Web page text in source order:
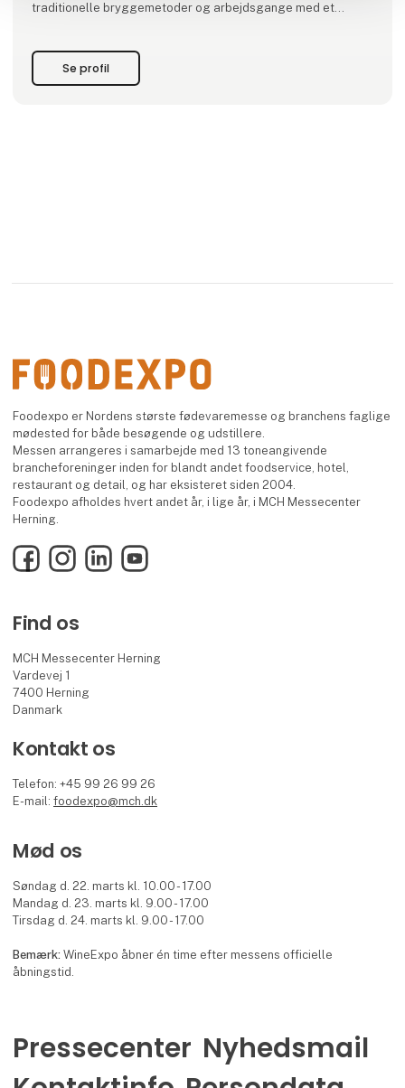
traditionelle bryggemetoder og arbejdsgange med et
Dansk Mjød er en lille familieejet virksomhed, bestyret af ejer
og brygme
Se profil
Foodexpo er Nordens største fødevaremesse og branchens faglige
mødested for både besøgende og udstillere.
Messen arrangeres i samarbejde med 13 toneangivende
brancheforeninger inden for blandt andet foodservice, hotel,
restaurant og detail, og har eksisteret siden 2004.
Foodexpo afholdes hvert andet år, i lige år, i MCH Messecenter
Herning.
FacebookInstagramLinkedInYouTube
Find os
MCH Messecenter Herning
Vardevej 1
7400 Herning
Danmark
Kontakt os
Telefon: +45 99 26 99 26
E-mail:foodexpo@mch.dk
Mød os
Søndag d. 22. marts kl. 10.00 - 17.00
Mandag d. 23. marts kl. 9.00 - 17.00
Tirsdag d. 24. marts kl. 9.00 - 17.00
Bemærk:WineExpo åbner én time efter messens officielle
åbningstid.
Pressecenter Nyhedsmail